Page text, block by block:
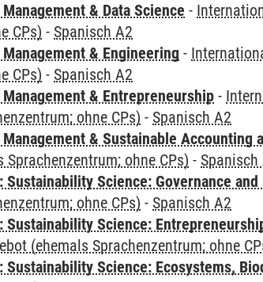
& Data Science -
CPs) - Spanisch A2
& Engineering -
CPs) - Spanisch A2
& Entrepreneurship -
ohne CPs) - Spanisch A2
& Sustainable Accounting
ohne CPs) - Spanisch
Science: Governance and
ohne CPs) - Spanisch A2
Science:
(ehemals Sprachenzentrum; ohne
Science: Ecosystems,